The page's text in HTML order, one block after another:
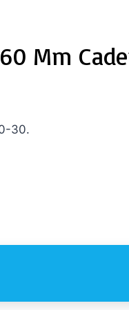
Mm
30.